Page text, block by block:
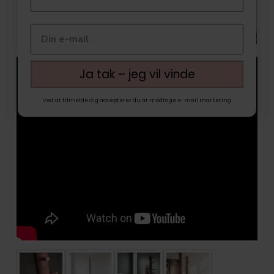
Ja tak – jeg vil vinde
Ved at tilmelde dig accepterer du at modtage e-mail marketing